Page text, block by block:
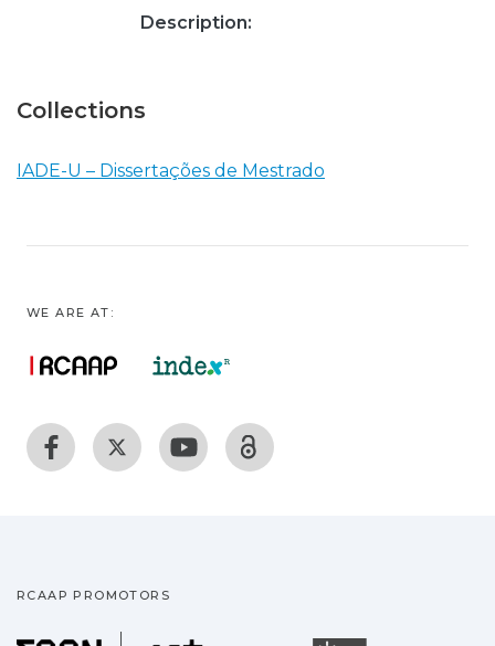
Description:
Collections
IADE-U – Dissertações de Mestrado
WE ARE AT:
RCAAP PROMOTORS